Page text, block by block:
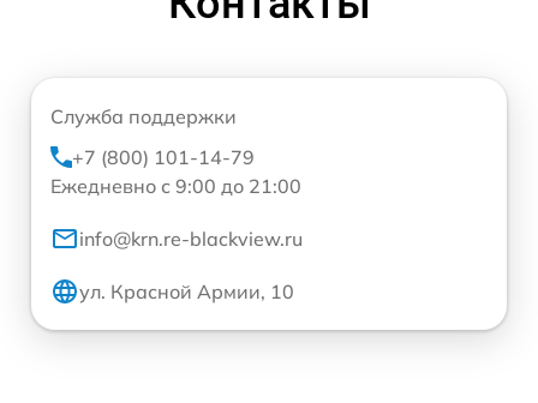
Служба поддержки
+7 (800) 101-14-79
Ежедневно с 9:00 до 21:00
info@krn.re-blackview.ru
ул. Красной Армии, 10